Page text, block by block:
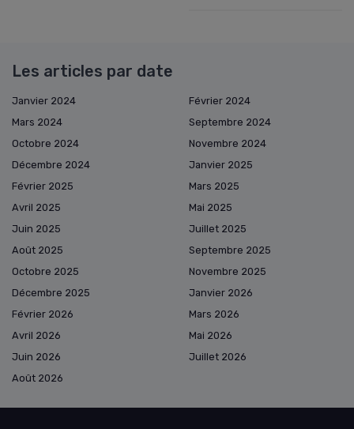
Les articles par date
Janvier 2024
Février 2024
Mars 2024
Septembre 2024
Octobre 2024
Novembre 2024
Décembre 2024
Janvier 2025
Février 2025
Mars 2025
Avril 2025
Mai 2025
Juin 2025
Juillet 2025
Août 2025
Septembre 2025
Octobre 2025
Novembre 2025
Décembre 2025
Janvier 2026
Février 2026
Mars 2026
Avril 2026
Mai 2026
Juin 2026
Juillet 2026
Août 2026